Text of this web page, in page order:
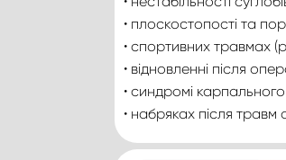
• плоскостопості та
• спортивних травмах
• відновленні після
• синдромі
• набряках після